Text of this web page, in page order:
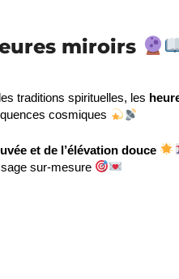
miroirs
traditions spirituelles, les
cosmiques
et de l’élévation douce
sur-mesure